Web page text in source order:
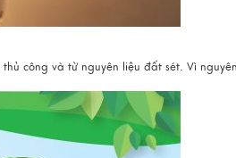
công và từ nguyên liệu đất sét. Vì